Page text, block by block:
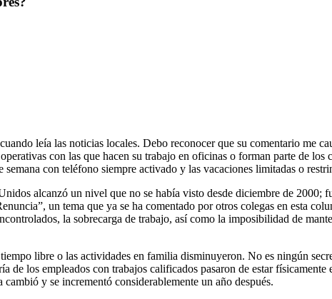
leía las noticias locales. Debo reconocer que su comentario me
con las que hacen su trabajo en oficinas o forman parte de
con teléfono siempre activado y las vacaciones limitadas o
alcanzó un nivel que no se había visto desde diciembre de 2000;
un tema que ya se ha comentado por otros colegas en esta
la sobrecarga de trabajo, así como la imposibilidad de
libre o las actividades en familia disminuyeron. No es ningún
los empleados con trabajos calificados pasaron de estar físicamente
y se incrementó considerablemente un año después.